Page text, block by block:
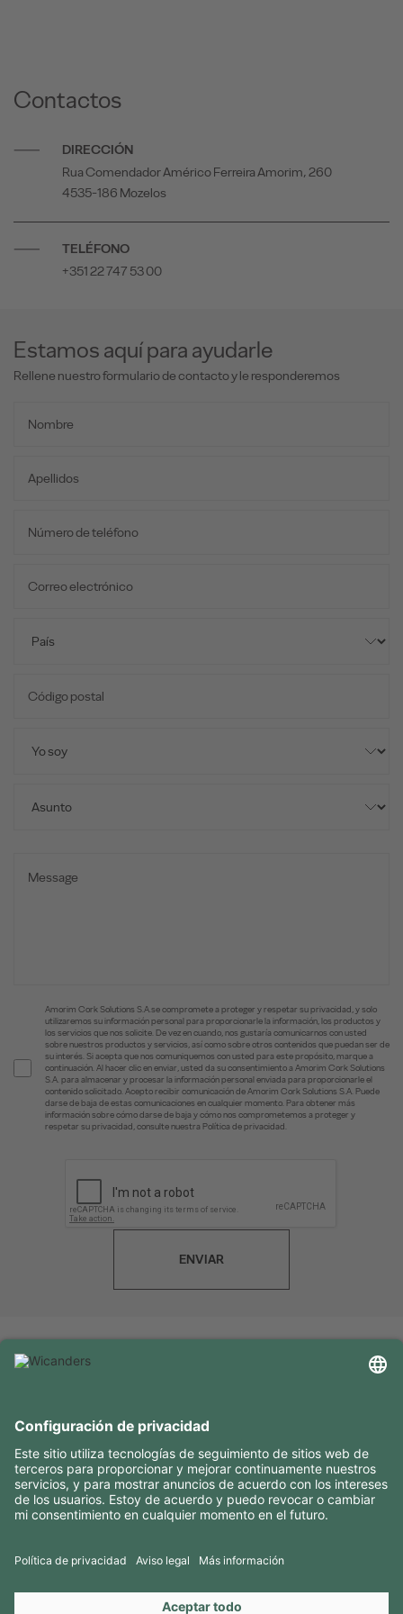
Contactos
DIRECCIÓN
Rua Comendador Américo Ferreira Amorim, 260
4535-186 Mozelos
TELÉFONO
+351 22 747 53 00
Estamos aquí para ayudarle
Rellene nuestro formulario de contacto y le responderemos
Amorim Cork Solutions S.A.se compromete a proteger y respetar su privacidad, y solo
utilizaremos su información personal para proporcionarle la información, los productos y
los servicios que nos solicite. De vez en cuando, nos gustaría comunicarnos con usted
sobre nuestros productos y servicios, así como sobre otros contenidos que puedan ser de
su interés. Si acepta que nos comuniquemos con usted para este propósito, marque a
continuación. Al hacer clic en enviar, usted da su consentimiento a Amorim Cork Solutions
S.A. para almacenar y procesar la información personal enviada para proporcionarle el
contenido solicitado. Acepto recibir comunicación de Amorim Cork Solutions S.A. Puede
darse de baja de estas comunicaciones en cualquier momento. Para obtener más
información sobre cómo darse de baja y cómo nos comprometemos a proteger y
respetar su privacidad, consulte nuestra Política de privacidad.
ENVIAR
CONTACTOS
SÍGANOS EN